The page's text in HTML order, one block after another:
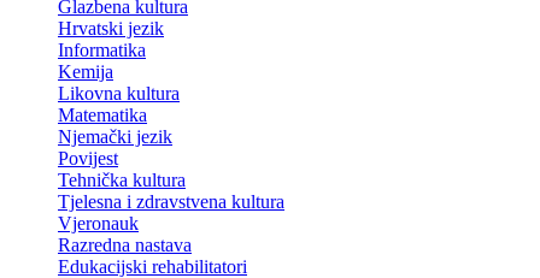
Glazbena kultura
Hrvatski jezik
Informatika
Kemija
Likovna kultura
Matematika
Njemački jezik
Povijest
Tehnička kultura
Tjelesna i zdravstvena kultura
Vjeronauk
Razredna nastava
Edukacijski rehabilitatori